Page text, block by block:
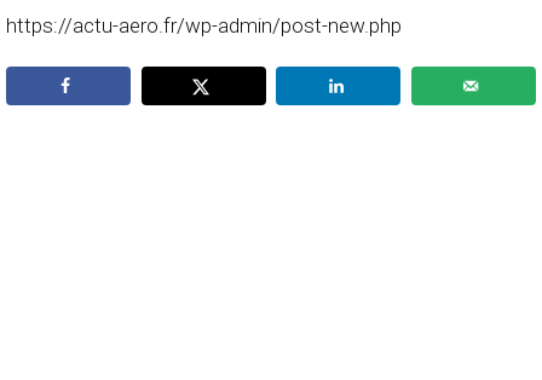
https://actu-aero.fr/wp-admin/post-new.php